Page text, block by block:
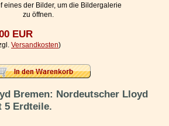
eines der Bilder, um die Bildergalerie
zu öffnen.
EUR
Versandkosten)
Bremen: Nordeutscher Lloyd
5 Erdteile.